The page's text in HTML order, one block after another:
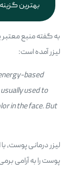
بهترین
به گفته منبع
لیزر آمده است:
based
used to
in the face. But
لیزر درمانی پوست،
پوست را به آرامی